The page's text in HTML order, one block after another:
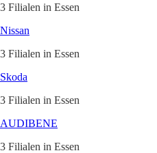
3 Filialen in Essen
Nissan
3 Filialen in Essen
Skoda
3 Filialen in Essen
AUDIBENE
3 Filialen in Essen